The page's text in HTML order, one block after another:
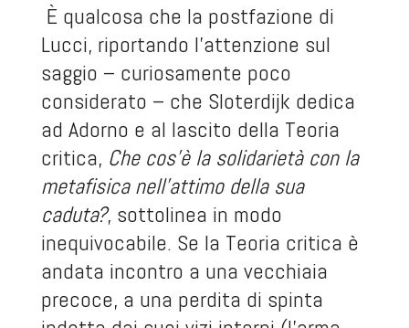
È qualcosa che la postfazione di
Lucci, riportando l’attenzione sul
saggio – curiosamente poco
considerato – che Sloterdijk dedica
ad Adorno e al lascito della Teoria
critica, Che cos’è la solidarietà con la
metafisica nell’attimo della sua
caduta?, sottolinea in modo
inequivocabile. Se la Teoria critica è
andata incontro a una vecchiaia
precoce, a una perdita di spinta